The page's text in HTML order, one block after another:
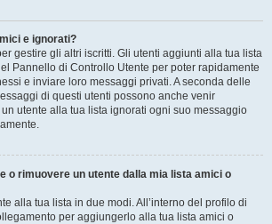
e ignorati?
gestire gli altri iscritti. Gli utenti aggiunti alla tua lista
Pannello di Controllo Utente per poter rapidamente
e inviare loro messaggi privati. A seconda delle
di questi utenti possono anche venir
utente alla tua lista ignorati ogni suo messaggio
o rimuovere un utente dalla mia lista amici o
alla tua lista in due modi. All’interno del profilo di
per aggiungerlo alla tua lista amici o